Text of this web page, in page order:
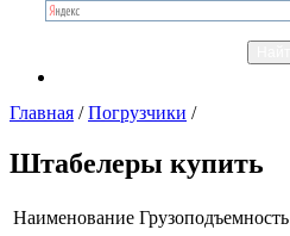
Главная /Погрузчики /
Штабелеры купить
Наименование Грузоподъемность